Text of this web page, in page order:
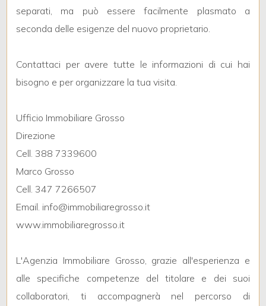
separati, ma può essere facilmente plasmato a
seconda delle esigenze del nuovo proprietario.
Contattaci per avere tutte le informazioni di cui hai
bisogno e per organizzare la tua visita.
Ufficio Immobiliare Grosso
Direzione
Cell. 388 7339600
Marco Grosso
Cell. 347 7266507
Email. info@immobiliaregrosso.it
www.immobiliaregrosso.it
L'Agenzia Immobiliare Grosso, grazie all'esperienza e
alle specifiche competenze del titolare e dei suoi
collaboratori, ti accompagnerà nel percorso di
2
Camere
minime